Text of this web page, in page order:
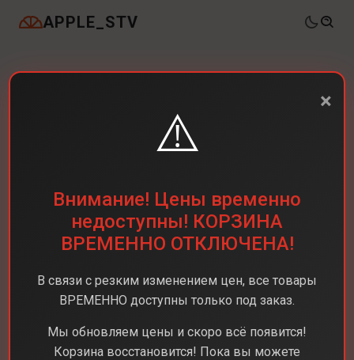
APPLE_STV
×
⚠️
Внимание! Цены временно
недоступны! КОРЗИНА
ВРЕМЕННО ОТКЛЮЧЕНА!
В связи с резким изменением цен, все товары
ВРЕМЕННО доступны только под заказ.
Мы обновляем цены и скоро всё появится!
Корзина восстановится! Пока вы можете